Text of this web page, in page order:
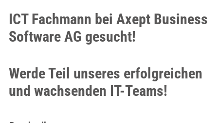
ICT Fachmann bei Axept Business
Software AG gesucht!
Werde Teil unseres erfolgreichen
und wachsenden IT-Teams!